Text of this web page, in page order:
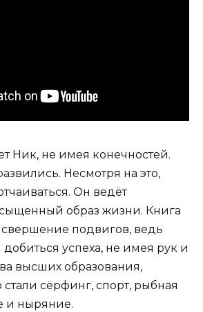
Ник, не имея конечностей.
Несмотря на это,
Он ведёт
образ жизни. Книга
свершение подвигов, ведь
успеха, не имея рук и
высших образования,
сёрфинг, спорт, рыбная
и ныряние.